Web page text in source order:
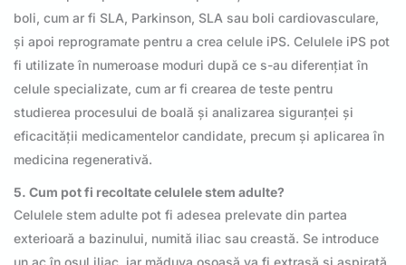
boli, cum ar fi SLA, Parkinson, SLA sau boli cardiovasculare,
și apoi reprogramate pentru a crea celule iPS. Celulele iPS pot
fi utilizate în numeroase moduri după ce s-au diferențiat în
celule specializate, cum ar fi crearea de teste pentru
studierea procesului de boală și analizarea siguranței și
eficacității medicamentelor candidate, precum și aplicarea în
medicina regenerativă.
5. Cum pot fi recoltate celulele stem adulte?
Celulele stem adulte pot fi adesea prelevate din partea
exterioară a bazinului, numită iliac sau creastă. Se introduce